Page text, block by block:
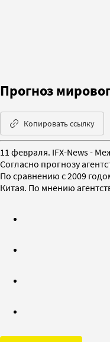
Прогноз
Копировать ссылку
11 февраля. IFX-News -
Согласно прогнозу
По сравнению с 2009
Китая. По мнению